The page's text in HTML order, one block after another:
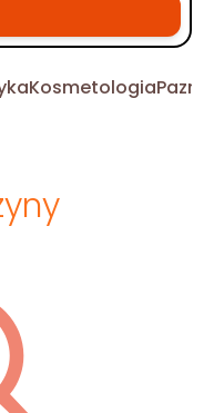
Kosmetologia